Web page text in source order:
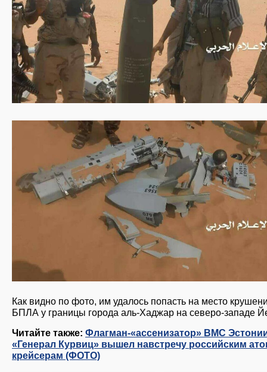
Как видно по фото, им удалось попасть на место
БПЛА у границы города аль-Хаджар на северо-западе
Читайте также: Флагман-«ассенизатор» ВМС
«Генерал Курвиц» вышел навстречу российским
крейсерам (ФОТО)